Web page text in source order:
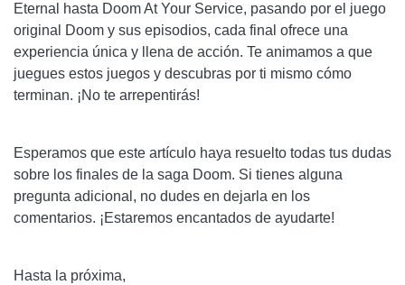
Eternal hasta Doom At Your Service, pasando por el juego
original Doom y sus episodios, cada final ofrece una
experiencia única y llena de acción. Te animamos a que
juegues estos juegos y descubras por ti mismo cómo
terminan. ¡No te arrepentirás!
Esperamos que este artículo haya resuelto todas tus dudas
sobre los finales de la saga Doom. Si tienes alguna
pregunta adicional, no dudes en dejarla en los
comentarios. ¡Estaremos encantados de ayudarte!
Hasta la próxima,